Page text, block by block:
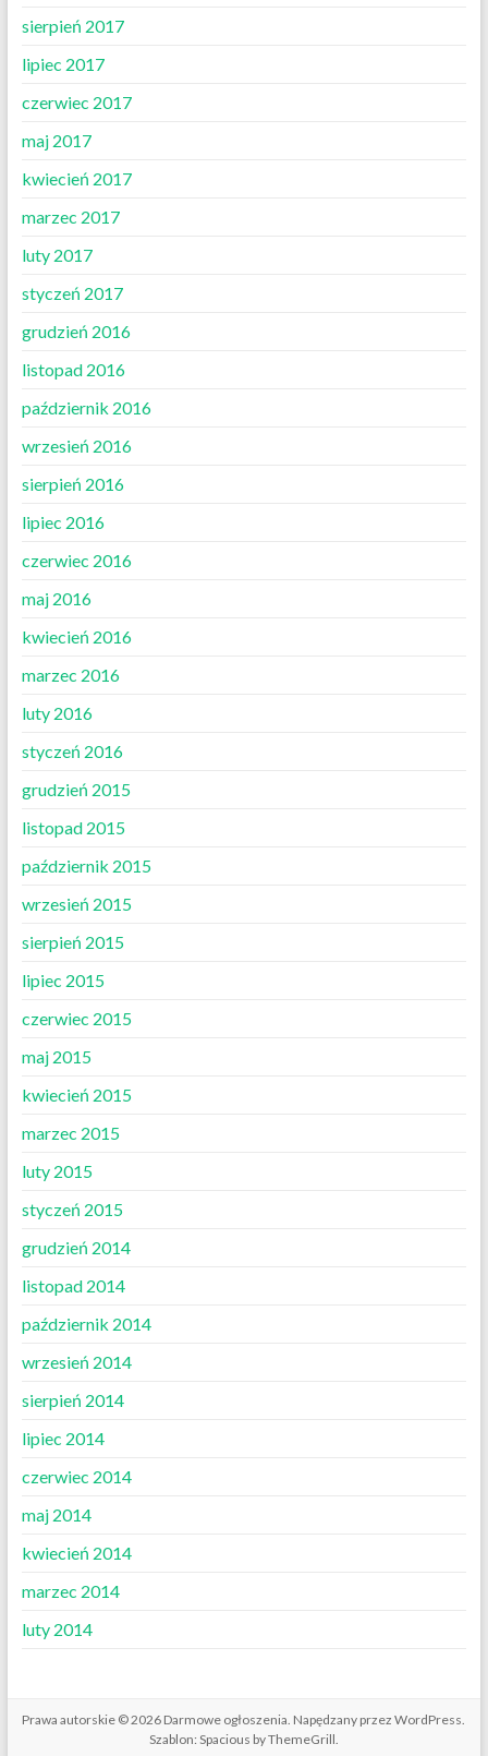
sierpień 2017
lipiec 2017
czerwiec 2017
maj 2017
kwiecień 2017
marzec 2017
luty 2017
styczeń 2017
grudzień 2016
listopad 2016
październik 2016
wrzesień 2016
sierpień 2016
lipiec 2016
czerwiec 2016
maj 2016
kwiecień 2016
marzec 2016
luty 2016
styczeń 2016
grudzień 2015
listopad 2015
październik 2015
wrzesień 2015
sierpień 2015
lipiec 2015
czerwiec 2015
maj 2015
kwiecień 2015
marzec 2015
luty 2015
styczeń 2015
grudzień 2014
listopad 2014
październik 2014
wrzesień 2014
sierpień 2014
lipiec 2014
czerwiec 2014
maj 2014
kwiecień 2014
marzec 2014
luty 2014
Prawa autorskie © 2026 Darmowe ogłoszenia. Napędzany przezWordPress.
Szablon: Spacious byThemeGrill.